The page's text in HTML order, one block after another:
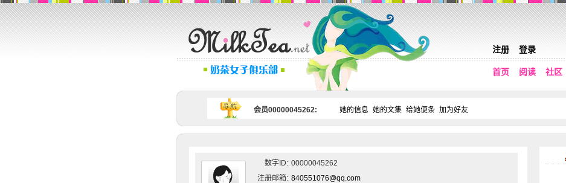
注册 登录
首页 阅读 社区
会员00000045262: 她的信息 她的文集 给她便条 加为好友
数字ID: 00000045262
注册邮箱: 840551076@qq.com